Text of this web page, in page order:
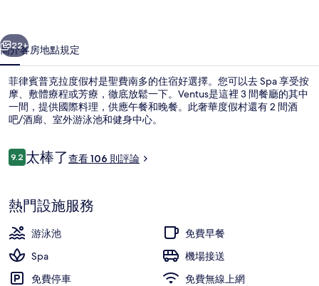
假
村
的
相
集
個 下一個
22+
簡介客房地點規定
菲律賓普克拉度假村是聖費南多的住宿好選擇。您可以去 Spa 享受按
摩、敷體療程或芳療，徹底放鬆一下。Ventus是這裡 3 間餐廳的其中
一間，提供國際料理，供應午餐和晚餐。此奢華度假村還有 2 間酒
吧/酒廊、室外游泳池和健身中心。
評
論
9.29.2 分，滿分 10 分，
太棒了查看 106 則評論
熱門設施服務
游泳池
免費早餐
Spa
機場接送
免費停車
免費無線上網